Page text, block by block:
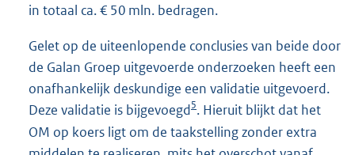
in totaal ca. € 50 mln. bedragen.
Gelet op de uiteenlopende conclusies van beide door
de Galan Groep uitgevoerde onderzoeken heeft een
onafhankelijk deskundige een validatie uitgevoerd.
Deze validatie is bijgevoegd5. Hieruit blijkt dat het
OM op koers ligt om de taakstelling zonder extra